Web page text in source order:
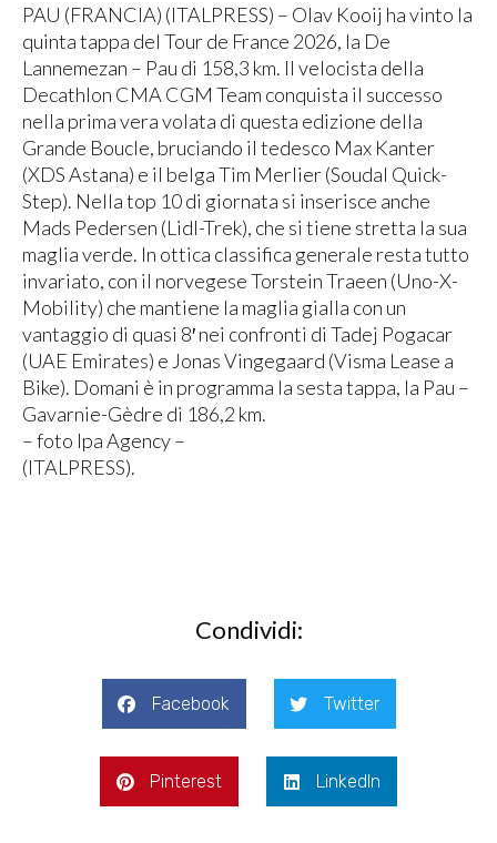
PAU (FRANCIA) (ITALPRESS) – Olav Kooij ha vinto la
quinta tappa del Tour de France 2026, la De
Lannemezan – Pau di 158,3 km. Il velocista della
Decathlon CMA CGM Team conquista il successo
nella prima vera volata di questa edizione della
Grande Boucle, bruciando il tedesco Max Kanter
(XDS Astana) e il belga Tim Merlier (Soudal Quick-
Step). Nella top 10 di giornata si inserisce anche
Mads Pedersen (Lidl-Trek), che si tiene stretta la sua
maglia verde. In ottica classifica generale resta tutto
invariato, con il norvegese Torstein Traeen (Uno-X-
Mobility) che mantiene la maglia gialla con un
vantaggio di quasi 8′ nei confronti di Tadej Pogacar
(UAE Emirates) e Jonas Vingegaard (Visma Lease a
Bike). Domani è in programma la sesta tappa, la Pau –
Gavarnie-Gèdre di 186,2 km.
– foto Ipa Agency –
(ITALPRESS).
Condividi:
Facebook Twitter
Pinterest LinkedIn